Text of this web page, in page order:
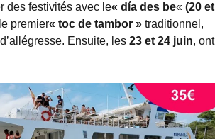
des festivités avec le« día des be« (20 et
premier« toc de tambor » traditionnel,
Ensuite, les 23 et 24 juin, ont